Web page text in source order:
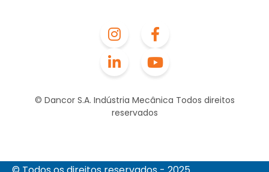
© Dancor S.A. Indústria Mecânica Todos direitos
reservados